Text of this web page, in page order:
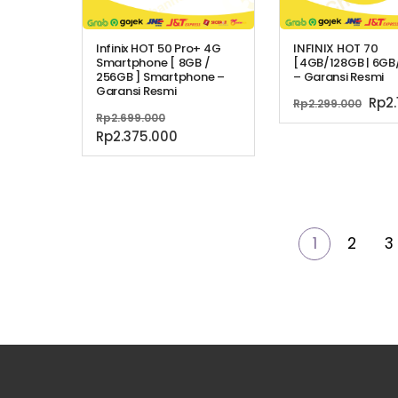
Infinix HOT 50 Pro+ 4G
Smartphone [ 8GB /
256GB ] Smartphone –
Garansi Resmi
Rp2.699.000
aslinya
adalah:
Rp2.375.000
saat
INFINIX HOT 70
[4GB/128GB |
– Garansi Resmi
Rp2.299.000 Rp
1 2 3